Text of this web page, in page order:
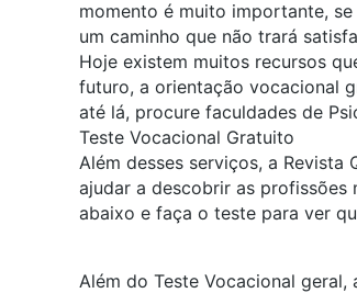
momento é muito importante,
um caminho que não trará
Hoje existem muitos recursos
futuro, a orientação vocacional
até lá, procure faculdades de
Teste Vocacional Gratuito
Além desses serviços, a Revista
ajudar a descobrir as profissões
abaixo e faça o teste para ver
Além do Teste Vocacional geral,